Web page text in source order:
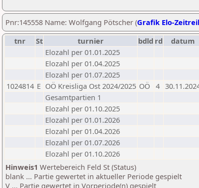
Pnr:145558 Name: Wolfgang Pötscher (Grafik Elo-
tnr
St turnier bdld rd datum
Elozahl per 01.01.2025
Elozahl per 01.04.2025
Elozahl per 01.07.2025
1024814 E OÖ Kreisliga Ost 2024/2025 OÖ 4
Gesamtpartien 1
Elozahl per 01.10.2025
Elozahl per 01.01.2026
Elozahl per 01.04.2026
Elozahl per 01.07.2026
Elozahl per 01.10.2026
Hinweis1 Wertebereich Feld St (Status)
blank ... Partie gewertet in aktueller Periode gespielt
V ... Partie gewertet in Vorperiode(n) gespielt